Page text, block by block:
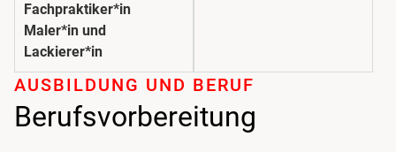
Fachpraktiker*in
Maler*in und
Lackierer*in
Berufs­vorbereitung
AUSBILDUNG UND BERUF